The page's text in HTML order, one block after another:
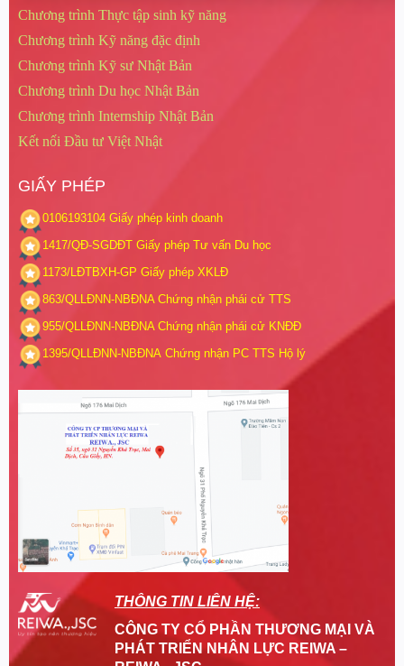
Chương trình Thực tập sinh kỹ năng
Chương trình Kỹ năng đặc định
Chương trình Kỹ sư Nhật Bản
Chương trình Du học Nhật Bản
Chương trình Internship Nhật Bản
Kết nối Đầu tư Việt Nhật
GIẤY PHÉP
0106193104 Giấy phép kinh doanh
1417/QĐ-SGDĐT Giấy phép Tư vấn Du học
1173/LĐTBXH-GP Giấy phép XKLĐ
863/QLLĐNN-NBĐNA Chứng nhận phái cử TTS
955/QLLĐNN-NBĐNA Chứng nhận phái cử KNĐĐ
1395/QLLĐNN-NBĐNA Chứng nhận PC TTS Hộ lý
THÔNG TIN LIÊN HỆ:
CÔNG TY CỔ PHẦN THƯƠNG MẠI VÀ
PHÁT TRIỂN NHÂN LỰC REIWA –